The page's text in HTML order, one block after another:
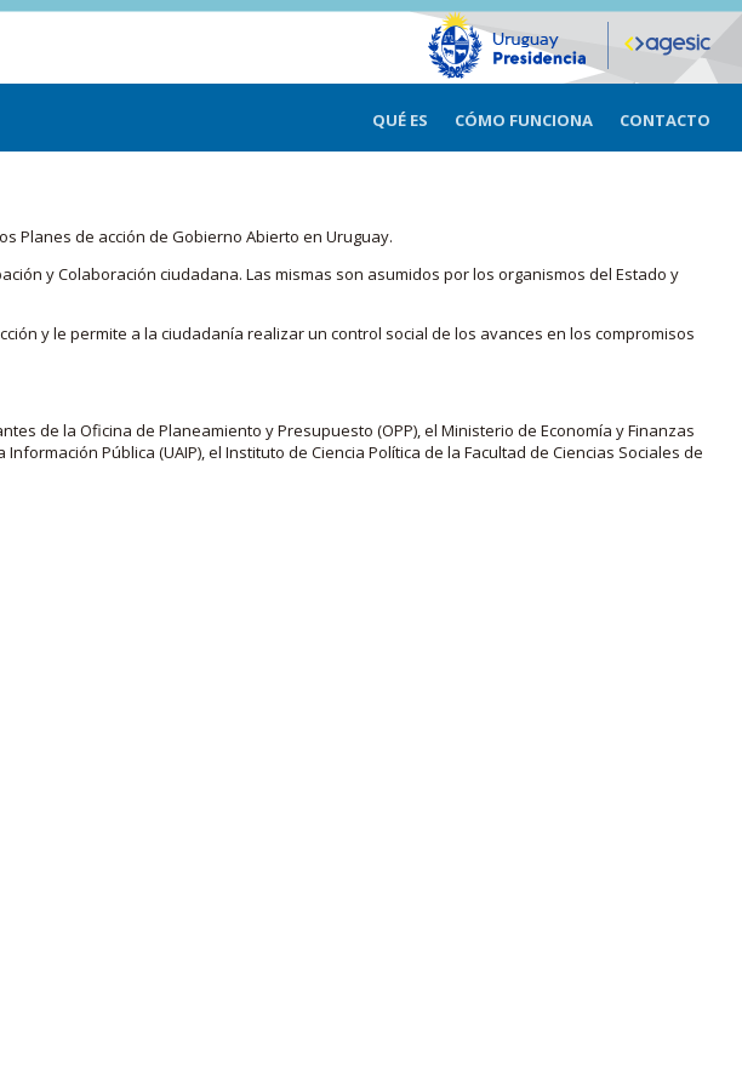
QUÉ ES CÓMO FUNCIONA CONTACTO
Planes de acción de Gobierno Abierto en Uruguay.
y Colaboración ciudadana. Las mismas son asumidos por los organismos del Estado y
y le permite a la ciudadanía realizar un control social de los avances en los compromisos
de la Oficina de Planeamiento y Presupuesto (OPP), el Ministerio de Economía y Finanzas
Pública (UAIP), el Instituto de Ciencia Política de la Facultad de Ciencias Sociales de